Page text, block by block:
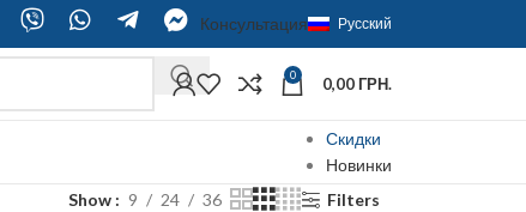
Консультация Русский
0 0,00ГРН.
Скидки
Новинки
Show 9 24 36 Filters